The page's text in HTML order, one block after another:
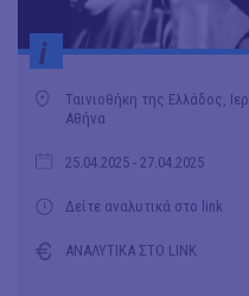
i
Ταινιοθήκη της Ελλάδος,
Αθήνα
25.04.2025 - 27.04.2025
Δείτε αναλυτικά στο link
ΑΝΑΛΥΤΙΚΑ ΣΤΟ LINK